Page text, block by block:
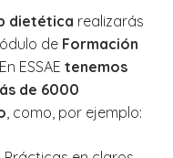
dietética realizarás
de Formación
ESSAE tenemos
de 6000
, como, por ejemplo: